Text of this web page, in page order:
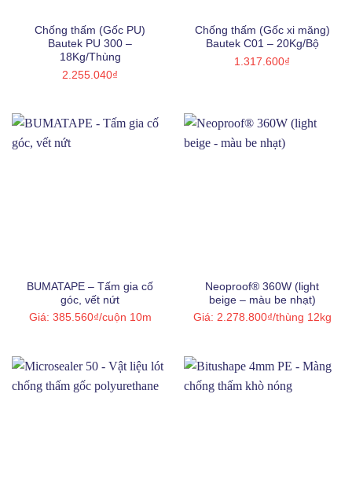
Chống thấm (Gốc PU)
Bautek PU 300 –
18Kg/Thùng
2.255.040₫
Chống thấm (Gốc xi măng)
Bautek C01 – 20Kg/Bộ
1.317.600₫
BUMATAPE – Tấm gia cố
góc, vết nứt
Giá: 385.560₫/cuộn 10m
Neoproof® 360W (light
beige – màu be nhạt)
Giá: 2.278.800₫/thùng 12kg